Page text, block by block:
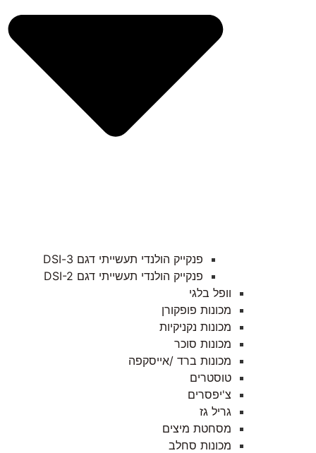
פנקייק הולנדי תעשייתי דגם 3-DSI
פנקייק הולנדי תעשייתי דגם DSI-2
וופל בלגי
מכונות פופקורן
מכונות נקניקיות
מכונות סוכר
מכונות ברד /אייסקפה
טוסטרים
צ'יפסרים
גריל גז
מסחטת מיצים
מכונות סחלב